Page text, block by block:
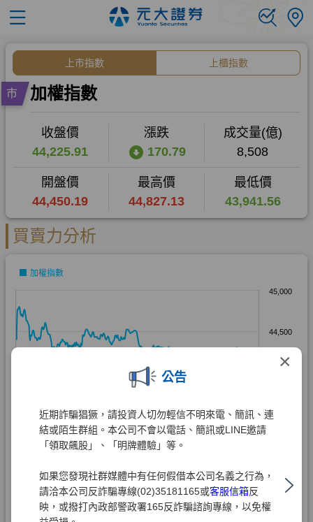
×
公告
近期詐騙猖獗，請投資人切勿輕信不明來電、簡訊、連
結或陌生群組。本公司不會以電話、簡訊或LINE邀請
「領取飆股」、「明牌體驗」等。
如果您發現社群媒體中有任何假借本公司名義之行為，
請洽本公司反詐騙專線(02)35181165或客服信箱反
映，或撥打內政部警政署165反詐騙諮詢專線，以免權